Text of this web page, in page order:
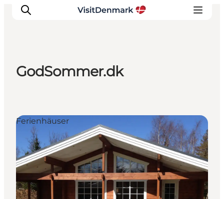
Erlebnisse
Unterkünfte
Reiseplanung
GodSommer.dk
Ferienhäuser